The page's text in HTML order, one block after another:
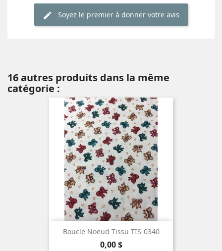
Soyez le premier à donner votre avis
16 autres produits dans la même
catégorie :
Boucle Noeud Tissu TIS-0340
Prix
0,00 $